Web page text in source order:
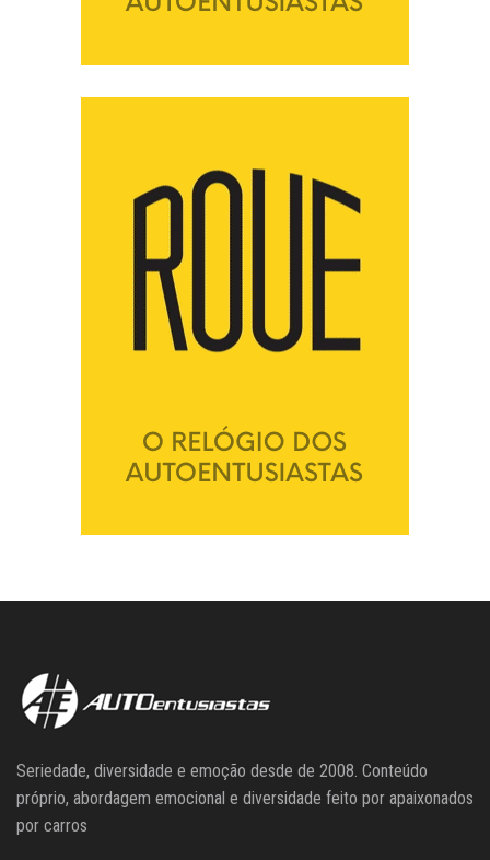
Seriedade, diversidade e emoção desde de 2008. Conteúdo
próprio, abordagem emocional e diversidade feito por apaixonados
por carros